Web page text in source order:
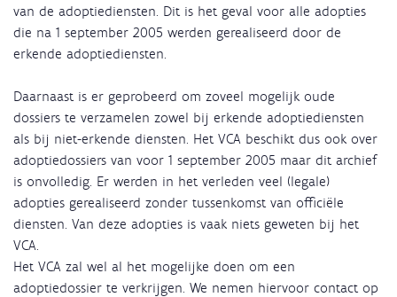
van de adoptiediensten. Dit is het geval voor alle adopties
die na 1 september 2005 werden gerealiseerd door de
erkende adoptiediensten.
Daarnaast is er geprobeerd om zoveel mogelijk oude
dossiers te verzamelen zowel bij erkende adoptiediensten
als bij niet-erkende diensten. Het VCA beschikt dus ook over
adoptiedossiers van voor 1 september 2005 maar dit archief
is onvolledig. Er werden in het verleden veel (legale)
adopties gerealiseerd zonder tussenkomst van officiële
diensten. Van deze adopties is vaak niets geweten bij het
VCA.
Het VCA zal wel al het mogelijke doen om een
adoptiedossier te verkrijgen. We nemen hiervoor contact op